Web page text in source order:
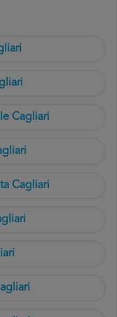
Cagliari
Cagliari